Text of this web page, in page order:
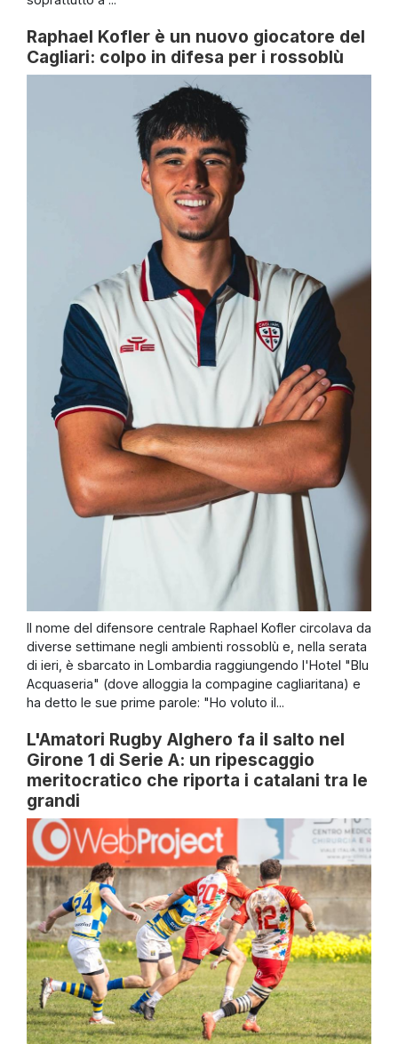
Raphael Kofler è un nuovo giocatore del
Cagliari: colpo in difesa per i rossoblù
Il nome del difensore centrale Raphael Kofler circolava da
diverse settimane negli ambienti rossoblù e, nella serata
di ieri, è sbarcato in Lombardia raggiungendo l'Hotel "Blu
Acquaseria" (dove alloggia la compagine cagliaritana) e
ha detto le sue prime parole: "Ho voluto il...
L'Amatori Rugby Alghero fa il salto nel
Girone 1 di Serie A: un ripescaggio
meritocratico che riporta i catalani tra le
grandi